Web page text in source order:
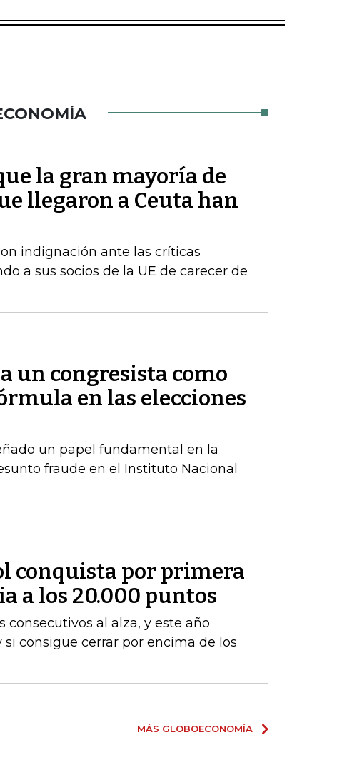
la gran mayoría de
llegaron a Ceuta han
indignación ante las críticas
a sus socios de la UE de carecer de
un congresista como
en las elecciones
un papel fundamental en la
fraude en el Instituto Nacional
conquista por primera
a los 20.000 puntos
consecutivos al alza, y este año
consigue cerrar por encima de los
MÁS GLOBOECONOMÍA